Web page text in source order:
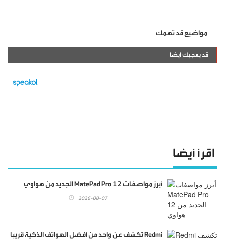
مواضيع قد تهمك
قد يعجبك ايضا
اقرأ أيضا
أبرز مواصفات MatePad Pro 12 الجديد من هواوي
2026-08-07
Redmi تكشف عن واحد من أفضل الهواتف الذكية قريبا